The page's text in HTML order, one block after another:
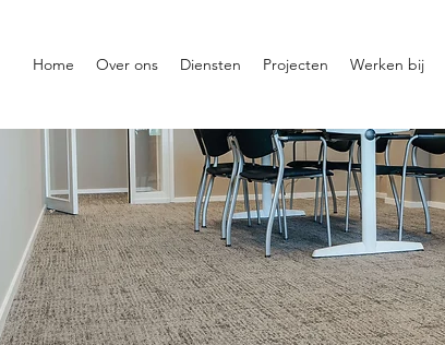
Home Over ons Diensten Projecten Werken bij